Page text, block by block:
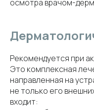
осмотра врачом-
Рекомендуется при
Это комплексная
направленная на
не только его
входит: